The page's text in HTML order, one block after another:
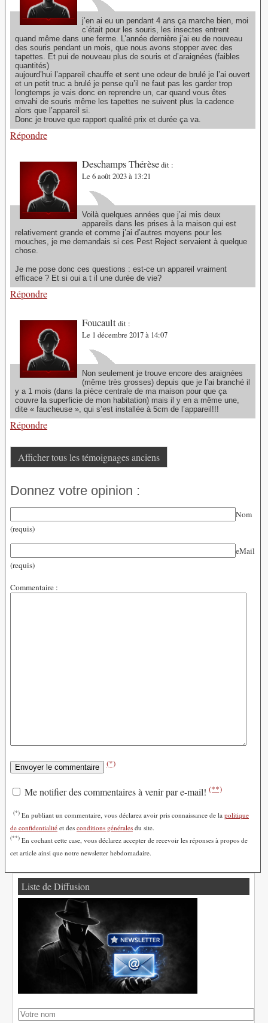
j’en ai eu un pendant 4 ans ça marche bien, moi
c’était pour les souris, les insectes entrent
quand même dans une ferme. L’année dernière j’ai eu de nouveau
des souris pendant un mois, que nous avons stopper avec des
tapettes. Et pui de nouveau plus de souris et d’araignées (faibles
quantités)
aujourd’hui l’appareil chauffe et sent une odeur de brulé je l’ai ouvert
et un petit truc a brulé je pense qu’il ne faut pas les garder trop
longtemps je vais donc en reprendre un, car quand vous êtes
envahi de souris même les tapettes ne suivent plus la cadence
alors que l’appareil si.
Donc je trouve que rapport qualité prix et durée ça va.
Répondre
Deschamps Thérèsedit :
Le 6 août 2023 à 13:21
Voilà quelques années que j’ai mis deux
appareils dans les prises à la maison qui est
relativement grande et comme j’ai d’autres moyens pour les
mouches, je me demandais si ces Pest Reject servaient à quelque
chose.
Je me pose donc ces questions : est-ce un appareil vraiment
efficace ? Et si oui a t il une durée de vie?
Répondre
Foucaultdit :
Le 1 décembre 2017 à 14:07
Non seulement je trouve encore des araignées
(même très grosses) depuis que je l’ai branché il
y a 1 mois (dans la pièce centrale de ma maison pour que ça
couvre la superficie de mon habitation) mais il y en a même une,
dite « faucheuse », qui s’est installée à 5cm de l’appareil!!!
Répondre
Afficher tous les témoignages anciens
Donnez votre opinion :
Nom
(requis)
eMail
(requis)
Commentaire :
(*)
Me notifier des commentaires à venir par e-mail! (**)
(*) En publiant un commentaire, vous déclarez avoir pris connaissance de la politique
de confidentialité et des conditions générales du site.
(**) En cochant cette case, vous déclarez accepter de recevoir les réponses à propos de
cet article ainsi que notre newsletter hebdomadaire.
Liste de Diffusion